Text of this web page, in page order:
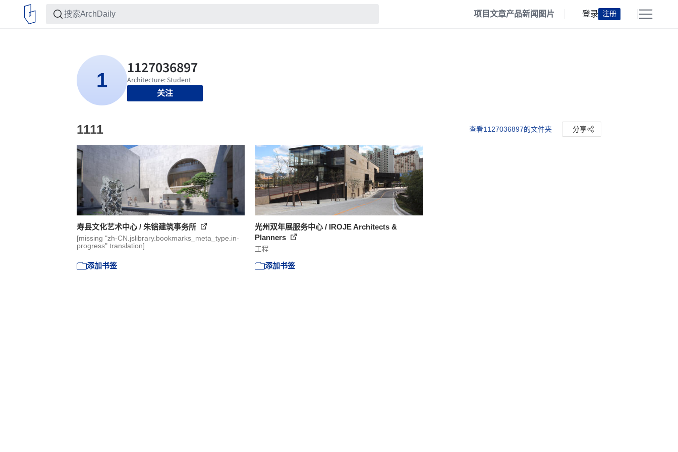
项目文章产品新闻 图片 登录 注册
关注
1111 查看1127036897的文件夹 分享
寿县文化艺术中心 / 朱锫建筑事务所
[missing "zh-CN.jslibrary.bookmarks_meta_type.in-
progress" translation]
添加书签
光州双年展服务中心 / IROJE Architects &
Planners
工程
添加书签